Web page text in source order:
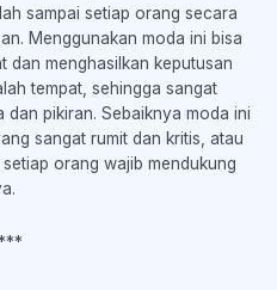
sampai setiap orang secara
Menggunakan moda ini bisa
dan menghasilkan keputusan
tempat, sehingga sangat
pikiran. Sebaiknya moda ini
sangat rumit dan kritis, atau
orang wajib mendukung